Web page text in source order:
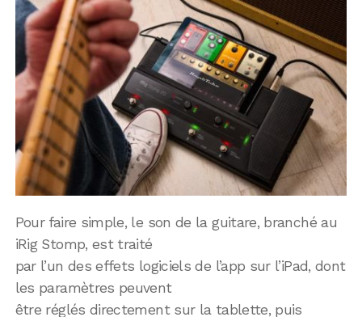
Pour faire simple, le son de la guitare, branché au
iRig Stomp, est traité
par l’un des effets logiciels de l’app sur l’iPad, dont
les paramètres peuvent
être réglés directement sur la tablette, puis